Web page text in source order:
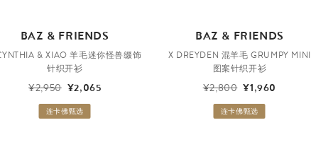
BAZ & FRIENDS
& XIAO 羊毛迷你怪兽缀饰
针织开衫
¥2,950 ¥2,065
连卡佛甄选
BAZ & FRIENDS
X DREYDEN 混羊毛 GRUMPY MINI
图案针织开衫
¥2,800 ¥1,960
连卡佛甄选